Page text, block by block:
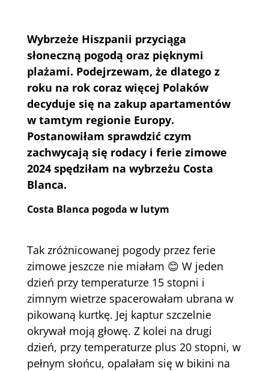
Wybrzeże Hiszpanii przyciąga
słoneczną pogodą oraz pięknymi
plażami. Podejrzewam, że dlatego z
roku na rok coraz więcej Polaków
decyduje się na zakup apartamentów
w tamtym regionie Europy.
Postanowiłam sprawdzić czym
zachwycają się rodacy i ferie zimowe
2024 spędziłam na wybrzeżu Costa
Blanca.
Costa Blanca pogoda w lutym
Tak zróżnicowanej pogody przez ferie
zimowe jeszcze nie miałam 😊 W jeden
dzień przy temperaturze 15 stopni i
zimnym wietrze spacerowałam ubrana w
pikowaną kurtkę. Jej kaptur szczelnie
okrywał moją głowę. Z kolei na drugi
dzień, przy temperaturze plus 20 stopni, w
pełnym słońcu, opalałam się w bikini na